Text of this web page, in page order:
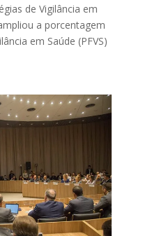
de Vigilância em
a porcentagem
em Saúde (PFVS)